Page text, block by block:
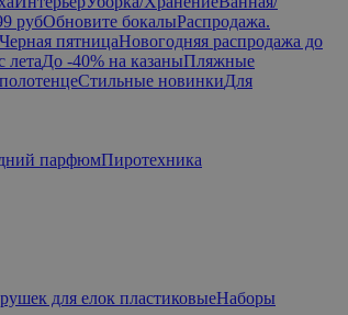
рубОбновите бокалыРаспродажа.
Черная пятницаНовогодняя распродажа до
летаДо -40% на казаныПляжные
Стильные новинкиДля
парфюмПиротехника
для елок пластиковыеНаборы